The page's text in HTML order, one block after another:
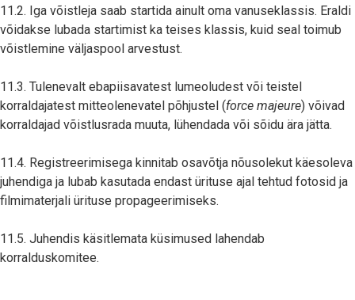
11.2. Iga võistleja saab startida ainult oma vanuseklassis. Eraldi
võidakse lubada startimist ka teises klassis, kuid seal toimub
võistlemine väljaspool arvestust.
11.3. Tulenevalt ebapiisavatest lumeoludest või teistel
korraldajatest mitteolenevatel põhjustel (force majeure) võivad
korraldajad võistlusrada muuta, lühendada või sõidu ära jätta.
11.4. Registreerimisega kinnitab osavõtja nõusolekut käesoleva
juhendiga ja lubab kasutada endast ürituse ajal tehtud fotosid ja
filmimaterjali ürituse propageerimiseks.
11.5. Juhendis käsitlemata küsimused lahendab
korralduskomitee.